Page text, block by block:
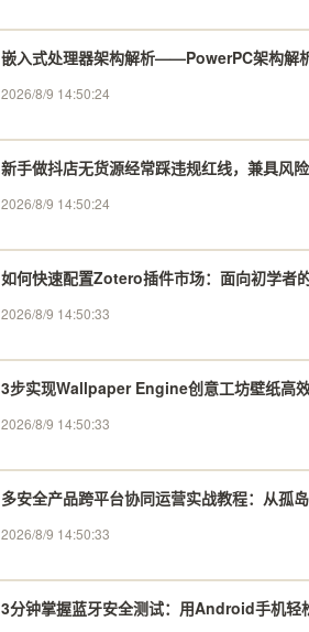
嵌入式处理器架构解析——PowerPC架构解
2026/8/9 14:50:24
新手做抖店无货源经常踩违规红线，兼具风
2026/8/9 14:50:24
如何快速配置Zotero插件市场：面向初学者
2026/8/9 14:50:33
3步实现Wallpaper Engine创意工坊壁纸高
2026/8/9 14:50:33
多安全产品跨平台协同运营实战教程：从孤
2026/8/9 14:50:33
3分钟掌握蓝牙安全测试：用Android手机轻